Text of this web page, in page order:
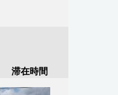
滞在時間